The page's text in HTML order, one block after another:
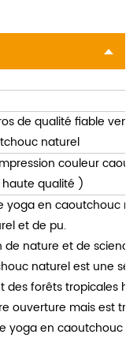
de qualité fiable
naturel
couleur
qualité )
yoga en caoutchouc
et de pu.
de nature et de
naturel est une
des forêts tropicales
ouverture mais est
yoga en caoutchouc